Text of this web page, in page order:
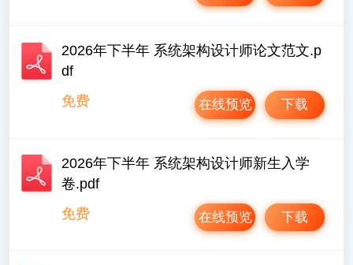
2026年下半年 系统架构设计师论文范文.p
df
免费
下载
在线预览
2026年下半年 系统架构设计师新生入学
卷.pdf
免费
下载
在线预览